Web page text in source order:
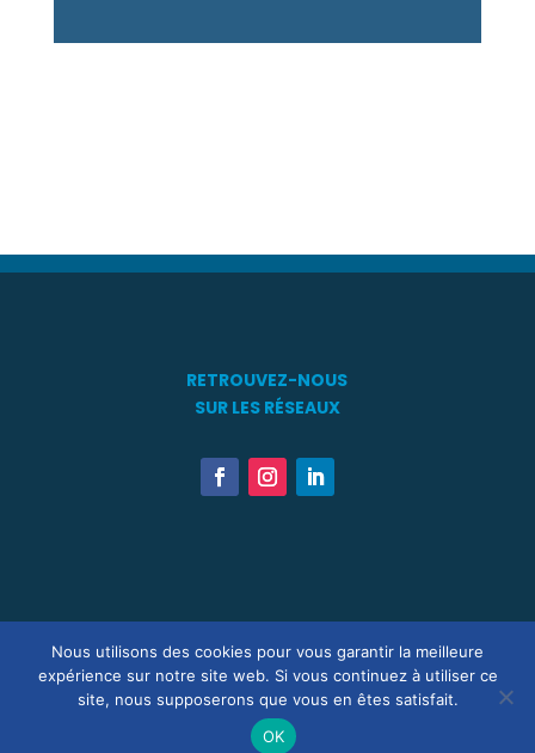
RETROUVEZ-NOUS
SUR LES RÉSEAUX
Touts Droits Réservés ® 2021 – 2026 – Association Patrimoine
Maritime en Méditérranée –Mentions Légales–R.G.P.D.–Statuts
– Site développé parGDA Consulting SAS&LES NOUVEAUX
CRÉATEURS®
Nous utilisons des cookies pour vous garantir la meilleure
expérience sur notre site web. Si vous continuez à utiliser ce
site, nous supposerons que vous en êtes satisfait.
OK